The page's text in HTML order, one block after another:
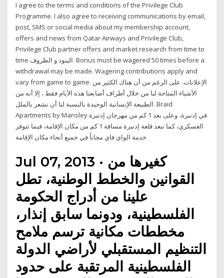
I agree to the terms and conditions of the Privilege Club
Programme. I also agree to receiving communications by email,
post, SMS or social media about my membership account,
offers and news from Qatar Airways and Privilege Club,
Privilege Club partner offers and market research from time to
time البنود و الظروف. Bonus must be wagered 50 times before a
withdrawal may be made. Wagering contributions apply and
vary from game to game. الإعلانات. على الرغم من أن هناك الكثير من
الأشياء المتاحة لنا من خلال أطراف أصابعنا هذه الأيام فقط ، إلا أنه من
الطبيعة الإنسانية الوحيدة بالنسبة لنا أن نشعر بالملل. Braid
Apartments by Mansley في إدنبرة، وعلى بعد 1 كم من مهرجان إدنبرة
العسكري، كما تبعد قلعة إدنبرة مسافة 1 كم من مكان الإقامة، فيما تتوفر
خدمة الواي فاي مجاناً في جميع أنحاء مكان الإقامة
Jul 07, 2013 · كغيرها من
القوانين والخطط الوطنية، تطل
علينا من أدراج الحكومة
الفلسطينية، ودونما سابق إنذار،
مخططات مكانية ترسم ملامح
التنظيم المستقبلي لأراضي الدولة
الفلسطينية المرتقبة على حدود